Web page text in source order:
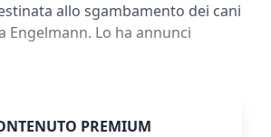
allo sgambamento dei cani
Engelmann. Lo ha annunci
PREMIUM